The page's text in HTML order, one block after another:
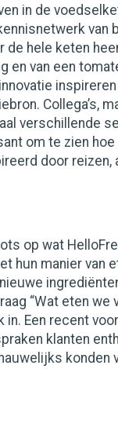
in de
de hele keten
en van een
Collega’s,
verschillende
om te zien hoe
door
op wat
hun manier van
“Wat eten we
in. Een recent
klanten